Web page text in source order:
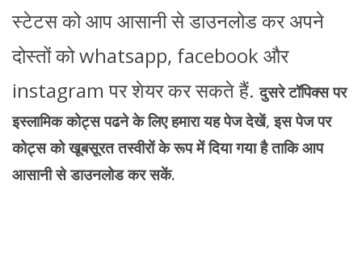
स्टेटस को आप आसानी से डाउनलोड कर अपने
दोस्तों को whatsapp, facebook और
instagram पर शेयर कर सकते हैं.दुसरे टॉपिक्स पर
इस्लामिक कोट्स पढने के लिए हमारा यह पेज देखें, इस पेज पर
कोट्स को खूबसूरत तस्वीरों के रूप में दिया गया है ताकि आप
आसानी से डाउनलोड कर सकें.